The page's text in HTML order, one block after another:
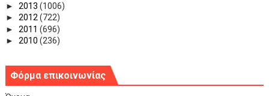
► 2013 (1006)
► 2012(722)
► 2011 (696)
► 2010 (236)
Φόρμα επικοινωνίας